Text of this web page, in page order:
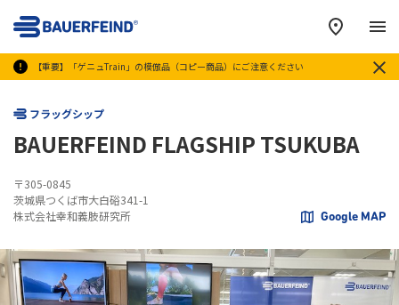
【重要】「ゲニュTrain」の模倣品（コピー商品）にご注意ください
メ
フラッグシップ
BAUERFEIND FLAGSHIP TSUKUBA
〒305-0845
茨城県つくば市大白硲341-1
株式会社幸和義肢研究所
Google MAP